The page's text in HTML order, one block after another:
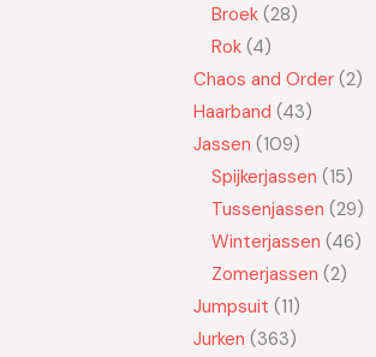
Broek 28
Rok 4
Chaos and Order 2
Haarband 43
Jassen 109
Spijkerjassen 15
Tussenjassen 29
Winterjassen 46
Zomerjassen 2
Jumpsuit 11
Jurken 363